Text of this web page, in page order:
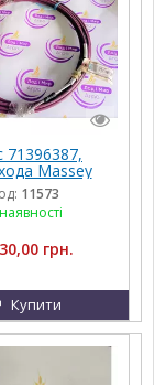
71396387,
Massey
9690
11573
грн.
Купити